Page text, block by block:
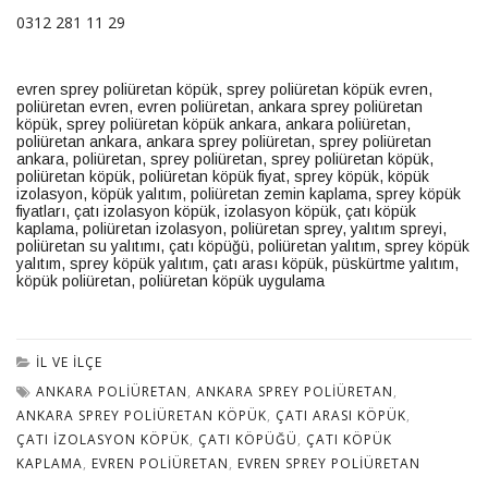
0312 281 11 29
evren sprey poliüretan köpük, sprey poliüretan köpük evren,
poliüretan evren, evren poliüretan, ankara sprey poliüretan
köpük, sprey poliüretan köpük ankara, ankara poliüretan,
poliüretan ankara, ankara sprey poliüretan, sprey poliüretan
ankara, poliüretan, sprey poliüretan, sprey poliüretan köpük,
poliüretan köpük, poliüretan köpük fiyat, sprey köpük, köpük
izolasyon, köpük yalıtım, poliüretan zemin kaplama, sprey köpük
fiyatları, çatı izolasyon köpük, izolasyon köpük, çatı köpük
kaplama, poliüretan izolasyon, poliüretan sprey, yalıtım spreyi,
poliüretan su yalıtımı, çatı köpüğü, poliüretan yalıtım, sprey köpük
yalıtım, sprey köpük yalıtım, çatı arası köpük, püskürtme yalıtım,
köpük poliüretan, poliüretan köpük uygulama
İL VE İLÇE
ANKARA POLIÜRETAN, ANKARA SPREY POLIÜRETAN,
ANKARA SPREY POLIÜRETAN KÖPÜK, ÇATI ARASI KÖPÜK,
ÇATI IZOLASYON KÖPÜK, ÇATI KÖPÜĞÜ, ÇATI KÖPÜK
KAPLAMA, EVREN POLIÜRETAN, EVREN SPREY POLIÜRETAN